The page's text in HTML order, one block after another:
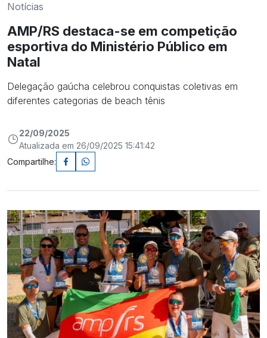
Notícias
AMP/RS destaca-se em competição
esportiva do Ministério Público em
Natal
Delegação gaúcha celebrou conquistas coletivas em
diferentes categorias de beach tênis
22/09/2025
Atualizada em 26/09/2025 15:41:42
Compartilhe: